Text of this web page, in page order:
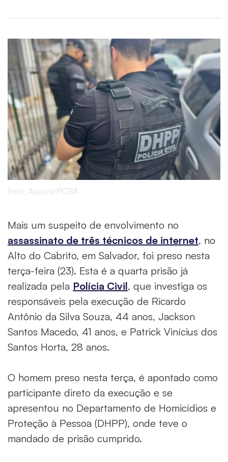
Foto: Ascom/PCBA
Mais um suspeito de envolvimento no
assassinato de três técnicos de internet, no
Alto do Cabrito, em Salvador, foi preso nesta
terça-feira (23). Esta é a quarta prisão já
realizada pela Polícia Civil, que investiga os
responsáveis pela execução de Ricardo
Antônio da Silva Souza, 44 anos, Jackson
Santos Macedo, 41 anos, e Patrick Vinícius dos
Santos Horta, 28 anos.
O homem preso nesta terça, é apontado como
participante direto da execução e se
apresentou no Departamento de Homicídios e
Proteção à Pessoa (DHPP), onde teve o
mandado de prisão cumprido.